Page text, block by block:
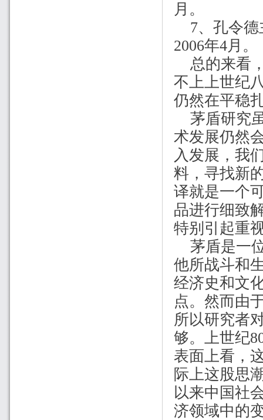
月。
7、孔令德
2006年4月。
总的来看
不上上世纪
仍然在平稳
茅盾研究
术发展仍然
入发展，我
料，寻找新
译就是一个
品进行细致
特别引起重
茅盾是一
他所战斗和
经济史和文
点。然而由
所以研究者
够。上世纪
表面上看，
际上这股思
以来中国社
济领域中的